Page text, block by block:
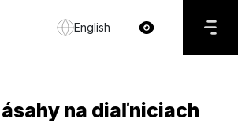
English
na diaľniciach